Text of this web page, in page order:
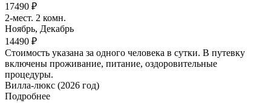
17490 ₽
2-мест. 2 комн.
Ноябрь, Декабрь
14490 ₽
Стоимость указана за одного человека в сутки. В путевку
включены проживание, питание, оздоровительные
процедуры.
Вилла-люкс (2026 год)
Подробнее